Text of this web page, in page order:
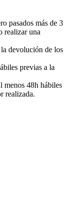
pasados más de 3
realizar una
devolución de los
previas a la
menos 48h hábiles
realizada.